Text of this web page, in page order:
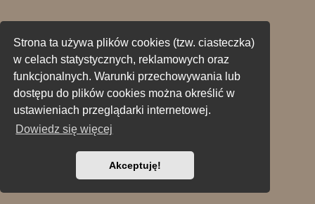
Strona ta używa plików cookies (tzw. ciasteczka)
w celach statystycznych, reklamowych oraz
funkcjonalnych. Warunki przechowywania lub
dostępu do plików cookies można określić w
ustawieniach przeglądarki internetowej.
Dowiedz się więcej
Akceptuję!